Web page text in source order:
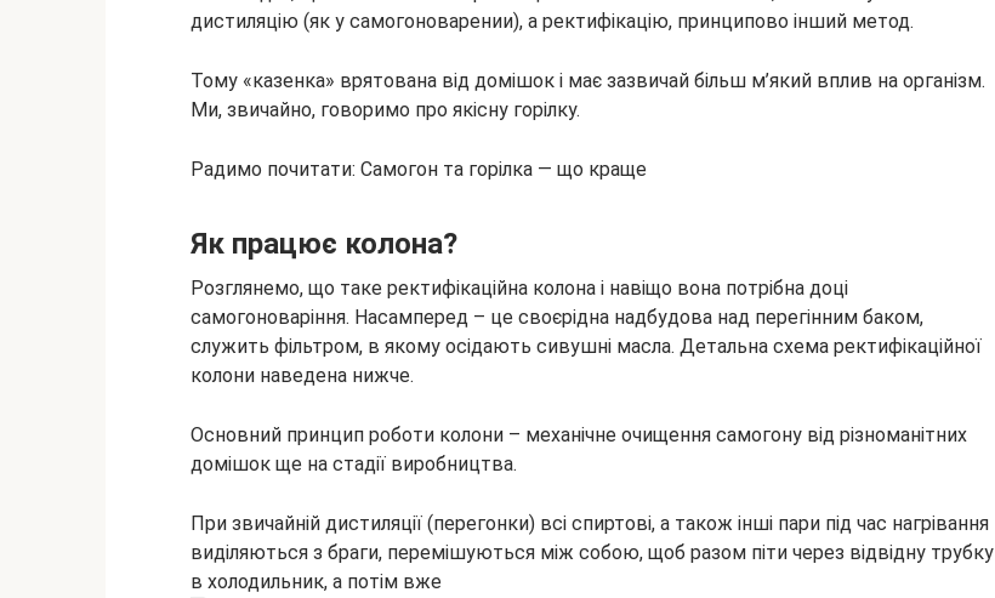
дистиляцію (як у самогоноварении), а ректифікацію, принципово інший метод.
Тому «казенка» врятована від домішок і має зазвичай більш м’який вплив на організм.
Ми, звичайно, говоримо про якісну горілку.
Радимо почитати: Самогон та горілка — що краще
Як працює колона?
Розглянемо, що таке ректифікаційна колона і навіщо вона потрібна доці
самогоноваріння. Насамперед – це своєрідна надбудова над перегінним баком,
служить фільтром, в якому осідають сивушні масла. Детальна схема ректифікаційної
колони наведена нижче.
Основний принцип роботи колони – механічне очищення самогону від різноманітних
домішок ще на стадії виробництва.
При звичайній дистиляції (перегонки) всі спиртові, а також інші пари під час нагрівання
виділяються з браги, перемішуються між собою, щоб разом піти через відвідну трубку
в холодильник, а потім вже